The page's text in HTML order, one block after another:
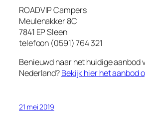
ROADVIP Campers
Meulenakker 8C
7841 EP Sleen
telefoon (0591) 764 321
Benieuwd naar het huidige aanbod
Nederland?Bekijk hier het aanbod
21 mei 2019